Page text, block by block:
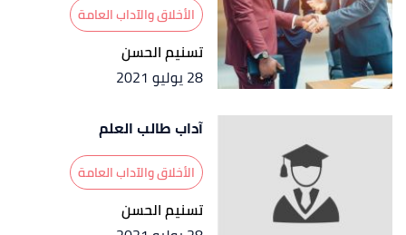
الأخلاق والآداب العامة
تسنيم الحسن
28 يوليو 2021
آداب طالب العلم
الأخلاق والآداب العامة
تسنيم الحسن